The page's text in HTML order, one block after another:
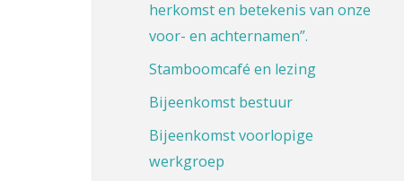
herkomst en betekenis van onze
voor- en achternamen”.
Stamboomcafé en lezing
Bijeenkomst bestuur
Bijeenkomst voorlopige
werkgroep